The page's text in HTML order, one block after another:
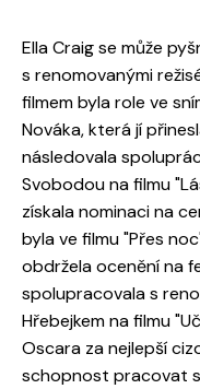
Ella Craig se může
s renomovanými
filmem byla role ve
Nováka, která jí
následovala
Svobodou na filmu
získala nominaci na
byla ve filmu "Přes
obdržela ocenění na
spolupracovala s
Hřebejkem na filmu
Oscara za nejlepší
schopnost pracovat